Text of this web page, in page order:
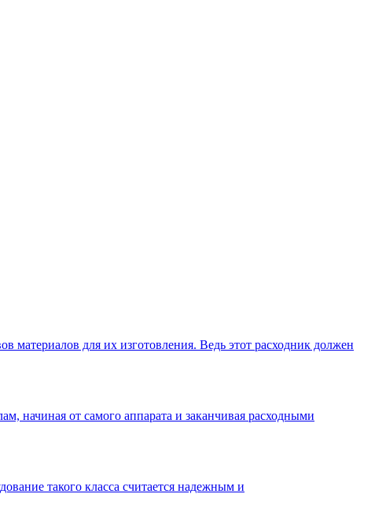
для их изготовления. Ведь этот расходник должен
начиная от самого аппарата и заканчивая расходными
такого класса считается надежным и